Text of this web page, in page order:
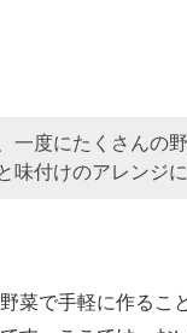
一度にたくさんの
付けのアレンジ
菜で手軽に作るこ